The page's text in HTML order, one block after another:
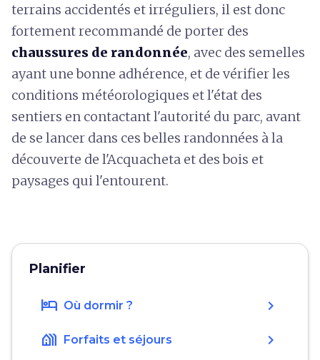
terrains accidentés et irréguliers, il est donc
fortement recommandé de porter des
chaussures de randonnée, avec des semelles
ayant une bonne adhérence, et de vérifier les
conditions météorologiques et l'état des
sentiers en contactant l'autorité du parc, avant
de se lancer dans ces belles randonnées à la
découverte de l'Acquacheta et des bois et
paysages qui l'entourent.
Planifier
hotel Où dormir ? chevron_right
holiday_village Forfaits et séjours chevron_right